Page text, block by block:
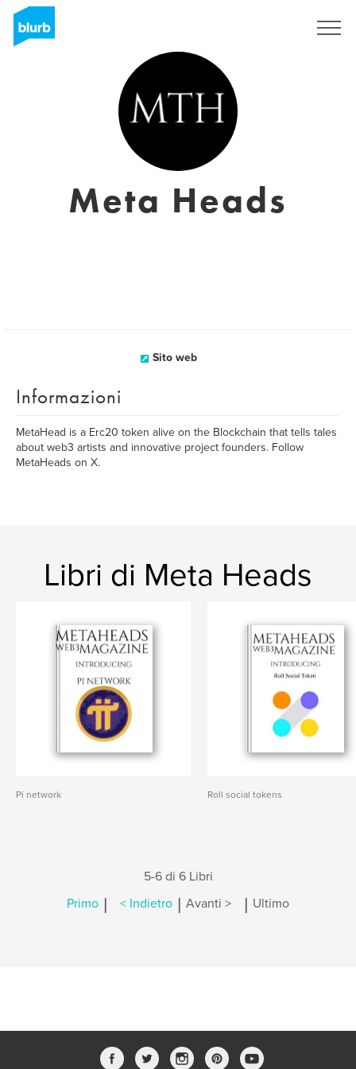
Meta Heads
Sito web
Informazioni
MetaHead is a Erc20 token alive on the Blockchain that tells tales
about web3 artists and innovative project founders. Follow
MetaHeads on X.
Libri di Meta Heads
Pi network Roll social tokens
5-6 di 6 Libri
Primo | < Indietro | Avanti > | Ultimo